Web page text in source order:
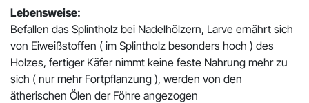
Lebensweise:
Befallen das Splintholz bei Nadelhölzern, Larve ernährt sich
von Eiweißstoffen ( im Splintholz besonders hoch ) des
Holzes, fertiger Käfer nimmt keine feste Nahrung mehr zu
sich ( nur mehr Fortpflanzung ), werden von den
ätherischen Ölen der Föhre angezogen